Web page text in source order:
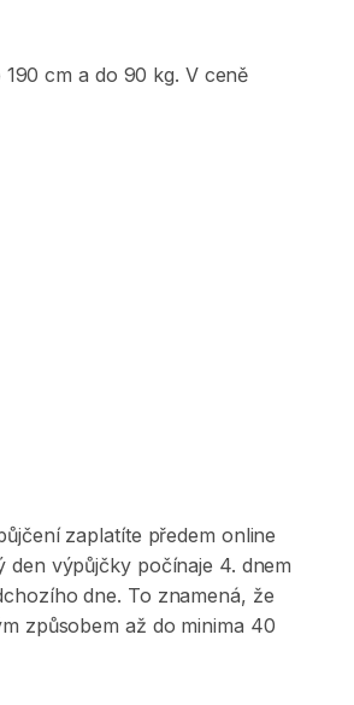
190 cm a do 90 kg. V ceně
zaplatíte předem online
výpůjčky počínaje 4. dnem
dne. To znamená, že
způsobem až do minima 40